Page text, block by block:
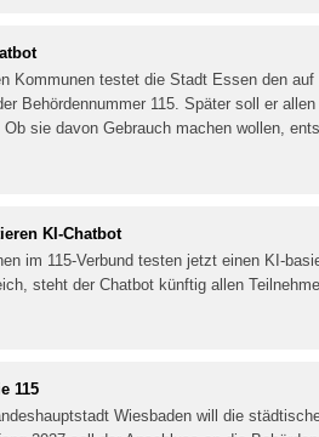
Kommunen testet die Stadt Essen den
Behördennummer 115. Später soll er
sie davon Gebrauch machen wollen,
KI-Chatbot
im 115-Verbund testen jetzt einen KI-
steht der Chatbot künftig allen
115
Wiesbaden will die